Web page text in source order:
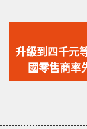
一
篇
文
升級到四千元
國零售商率
NVIDIA